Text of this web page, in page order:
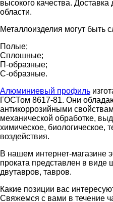
высокого качества. Доставка
области.
Металлоизделия могут быть
Полые;
Сплошные;
П-образные;
С-образные.
Алюминиевый профиль
ГОСТом 8617-81. Они
антикоррозийными
механической обработке,
химическое, биологическое,
воздействия.
В нашем интернет-магазине
проката представлен в виде
двутавров, тавров.
Какие позиции вас
Свяжемся с вами в течение